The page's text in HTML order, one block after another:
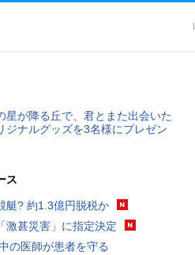
星が降る丘で、君とまた出会いた
ジナルグッズを3名様にプレゼン
ス
艇? 約1.3億円脱税か
激甚災害」に指定決定
の医師が患者を守る